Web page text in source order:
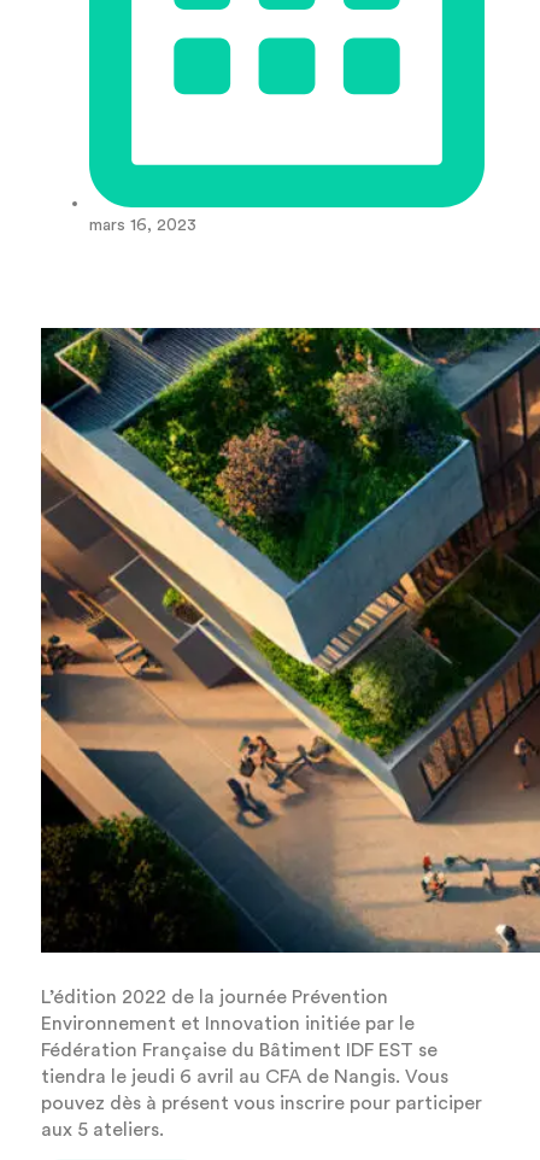
mars 16, 2023
L’édition 2022 de la journée Prévention
Environnement et Innovation initiée par le
Fédération Française du Bâtiment IDF EST se
tiendra le jeudi 6 avril au CFA de Nangis. Vous
pouvez dès à présent vous inscrire pour participer
aux 5 ateliers.